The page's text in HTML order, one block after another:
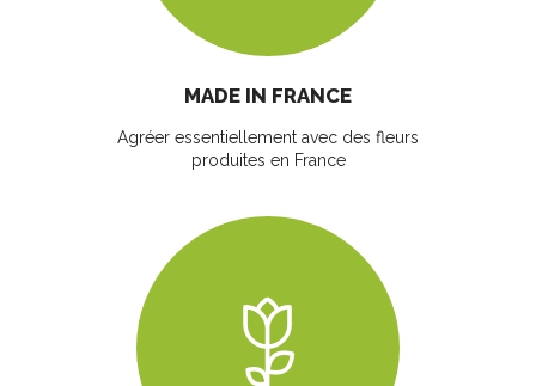
MADE IN FRANCE
Agréer essentiellement avec des fleurs
produites en France